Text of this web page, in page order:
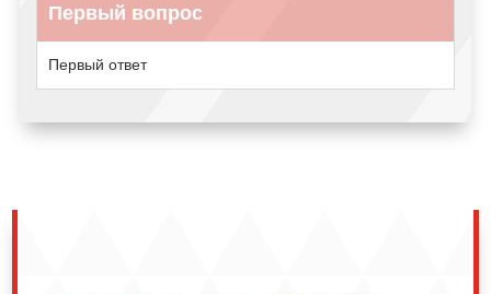
Первый вопрос
Первый ответ